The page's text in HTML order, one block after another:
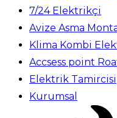
7/24 Elektrikçi
Avize Asma
Klima Kombi
Accsess point
Elektrik Tamircisi
Kurumsal